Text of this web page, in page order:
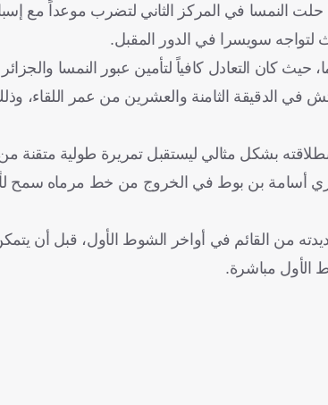
النمسا في المركز الثاني لتضرب موعداً مع إسبانيا
لتواجه سويسرا في الدور المقبل.
كان التعادل كافياً لتأمين عبور النمسا والجزائر
في الدقيقة الثامنة والعشرين من عمر اللقاء،
بشكل مثالي ليستقبل تمريرة طولية متقنة من
أسامة بن بوط في الخروج من خط مرماه سمح
من القائم في أواخر الشوط الأول، قبل أن
الأول مباشرة.